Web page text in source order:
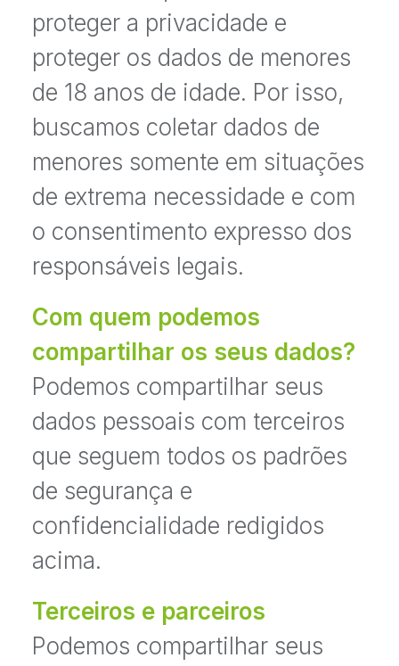
proteger a privacidade e
proteger os dados de menores
de 18 anos de idade. Por isso,
buscamos coletar dados de
menores somente em situações
de extrema necessidade e com
o consentimento expresso dos
responsáveis legais.
Com quem podemos
compartilhar os seus dados?
Podemos compartilhar seus
dados pessoais com terceiros
que seguem todos os padrões
de segurança e
confidencialidade redigidos
acima.
Terceiros e parceiros
Podemos compartilhar seus